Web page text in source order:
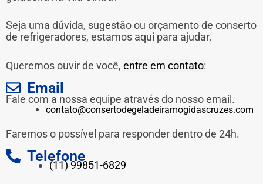
Seja uma dúvida, sugestão ou orçamento de conserto
de refrigeradores, estamos aqui para ajudar.
Queremos ouvir de você, entre em contato:
Email
Fale com a nossa equipe através do nosso email.
contato@consertodegeladeiramogidascruzes.com
Faremos o possível para responder dentro de 24h.
Telefone
(11) 99851-6829